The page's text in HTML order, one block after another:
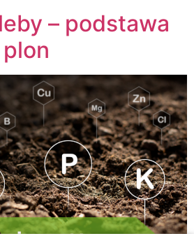
– podstawa